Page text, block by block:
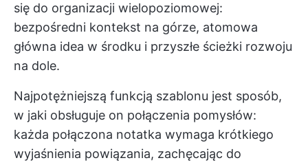
się do organizacji wielopoziomowej:
bezpośredni kontekst na górze, atomowa
główna idea w środku i przyszłe ścieżki rozwoju
na dole.
Najpotężniejszą funkcją szablonu jest sposób,
w jaki obsługuje on połączenia pomysłów:
każda połączona notatka wymaga krótkiego
wyjaśnienia powiązania, zachęcając do